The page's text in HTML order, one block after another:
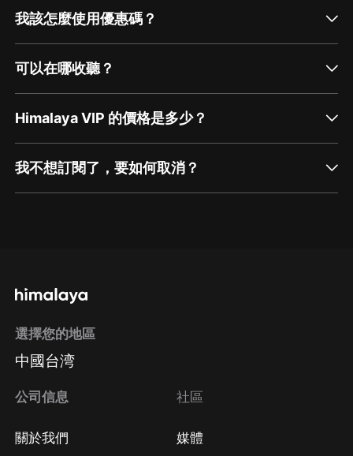
我該怎麼使用優惠碼？
可以在哪收聽？
Himalaya VIP 的價格是多少？
我不想訂閱了，要如何取消？
方法 Google Play取消訂閱方法
選擇您的地區
中國台湾
公司信息
關於我們
社區
媒體